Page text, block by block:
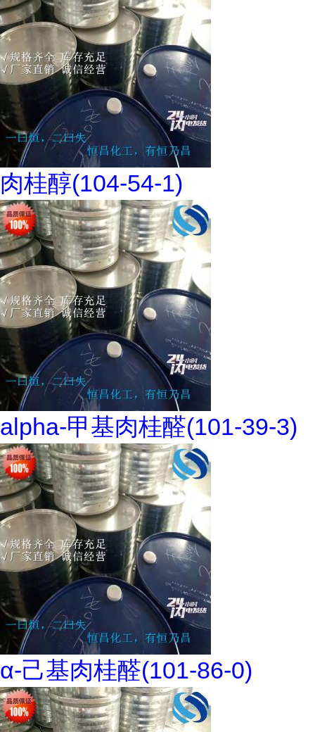
肉桂醇(104-54-1)
alpha-甲基肉桂醛(101-39-3)
α-己基肉桂醛(101-86-0)